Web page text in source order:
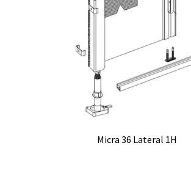
Micra 36 Lateral 1H